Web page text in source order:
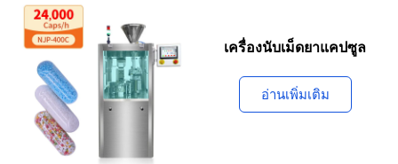
เครื่องนับเม็ดยาแคปซูล
อ่านเพิ่มเติม